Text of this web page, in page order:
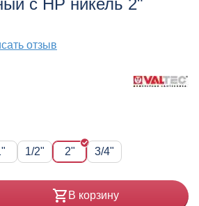
с НР никель 2"
отзыв
1/2" 2" 3/4"
В корзину